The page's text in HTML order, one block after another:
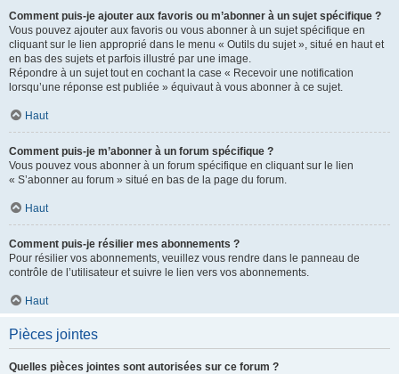
Comment puis-je ajouter aux favoris ou m’abonner à un sujet spécifique ?
Vous pouvez ajouter aux favoris ou vous abonner à un sujet spécifique en
cliquant sur le lien approprié dans le menu « Outils du sujet », situé en haut et
en bas des sujets et parfois illustré par une image.
Répondre à un sujet tout en cochant la case « Recevoir une notification
lorsqu’une réponse est publiée » équivaut à vous abonner à ce sujet.
Haut
Comment puis-je m’abonner à un forum spécifique ?
Vous pouvez vous abonner à un forum spécifique en cliquant sur le lien
« S’abonner au forum » situé en bas de la page du forum.
Haut
Comment puis-je résilier mes abonnements ?
Pour résilier vos abonnements, veuillez vous rendre dans le panneau de
contrôle de l’utilisateur et suivre le lien vers vos abonnements.
Haut
Pièces jointes
Quelles pièces jointes sont autorisées sur ce forum ?